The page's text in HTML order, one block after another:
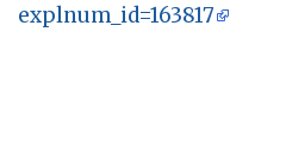
explnum_id=163817